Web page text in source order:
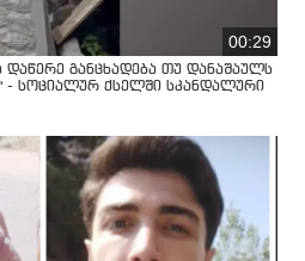
00:29
განცხადება თუ დანაშაულს
- სოციალურ ქსელში სკანდალური